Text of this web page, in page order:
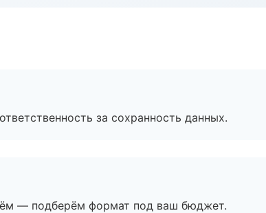
за сохранность данных.
— подберём формат под ваш бюджет.